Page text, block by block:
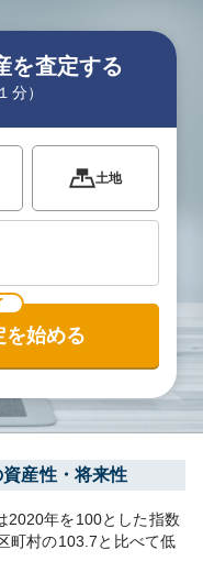
を査定する
分）
土地
を始める
産性・将来性
2020年を100とした指数
町村の103.7と比べて低